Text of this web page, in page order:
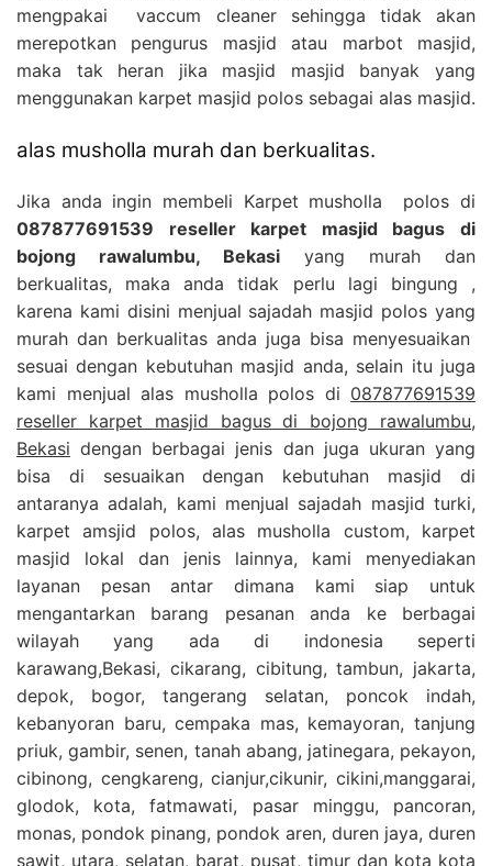
mengpakai vaccum cleaner sehingga tidak akan
merepotkan pengurus masjid atau marbot masjid,
maka tak heran jika masjid masjid banyak yang
menggunakan karpet masjid polos sebagai alas masjid.
alas musholla murah dan berkualitas.
Jika anda ingin membeli Karpet musholla polos di
087877691539 reseller karpet masjid bagus di
bojong rawalumbu, Bekasi yang murah dan
berkualitas, maka anda tidak perlu lagi bingung ,
karena kami disini menjual sajadah masjid polos yang
murah dan berkualitas anda juga bisa menyesuaikan
sesuai dengan kebutuhan masjid anda, selain itu juga
kami menjual alas musholla polos di 087877691539
reseller karpet masjid bagus di bojong rawalumbu,
Bekasi dengan berbagai jenis dan juga ukuran yang
bisa di sesuaikan dengan kebutuhan masjid di
antaranya adalah, kami menjual sajadah masjid turki,
karpet amsjid polos, alas musholla custom, karpet
masjid lokal dan jenis lainnya, kami menyediakan
layanan pesan antar dimana kami siap untuk
mengantarkan barang pesanan anda ke berbagai
wilayah yang ada di indonesia seperti
karawang,Bekasi, cikarang, cibitung, tambun, jakarta,
depok, bogor, tangerang selatan, poncok indah,
kebanyoran baru, cempaka mas, kemayoran, tanjung
priuk, gambir, senen, tanah abang, jatinegara, pekayon,
cibinong, cengkareng, cianjur,cikunir, cikini,manggarai,
glodok, kota, fatmawati, pasar minggu, pancoran,
monas, pondok pinang, pondok aren, duren jaya, duren
sawit, utara, selatan, barat, pusat, timur dan kota kota